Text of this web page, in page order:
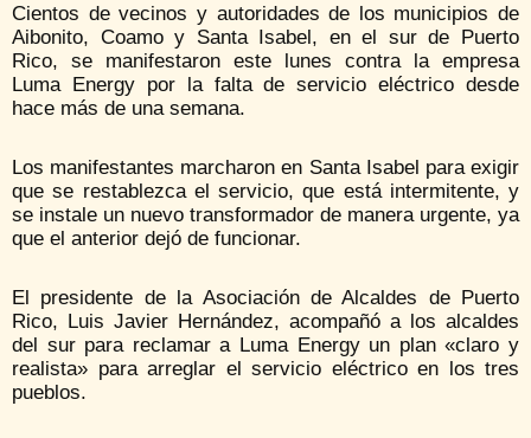
Cientos de vecinos y autoridades de los municipios de
Aibonito, Coamo y Santa Isabel, en el sur de Puerto
Rico, se manifestaron este lunes contra la empresa
Luma Energy por la falta de servicio eléctrico desde
hace más de una semana.
Los manifestantes marcharon en Santa Isabel para exigir
que se restablezca el servicio, que está intermitente, y
se instale un nuevo transformador de manera urgente, ya
que el anterior dejó de funcionar.
El presidente de la Asociación de Alcaldes de Puerto
Rico, Luis Javier Hernández, acompañó a los alcaldes
del sur para reclamar a Luma Energy un plan «claro y
realista» para arreglar el servicio eléctrico en los tres
pueblos.